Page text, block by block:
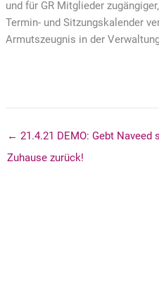
und für GR Mitglieder
Termin- und Sitzungskalender
Armutszeugnis in der
← 21.4.21 DEMO: Gebt Naveed
Zuhause zurück!